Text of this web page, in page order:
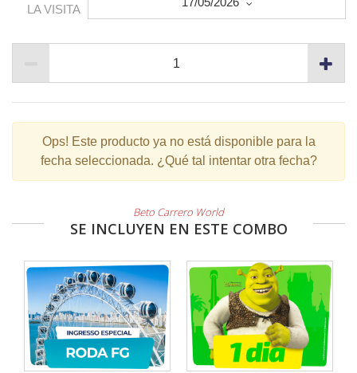
LA VISITA
Ops! Este producto ya no está disponible para la
fecha seleccionada. ¿Qué tal intentar otra fecha?
Beto Carrero World
SE INCLUYEN EN ESTE COMBO